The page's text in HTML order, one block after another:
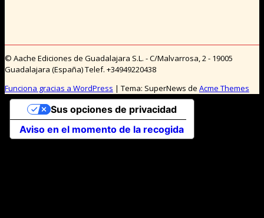
© Aache Ediciones de Guadalajara S.L. - C/Malvarrosa, 2 - 19005
Guadalajara (España) Telef. +34949220438
Funciona gracias a WordPress | Tema: SuperNews de Acme Themes
Aviso en el momento de la recogida
Sus opciones de privacidad